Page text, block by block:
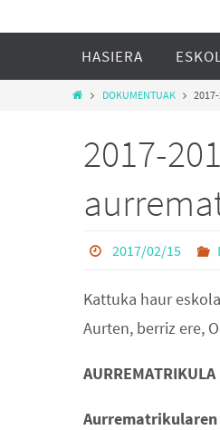
HASIERA
DOKUMENTUAK
2017-
2017/02/15
Kattuka haur
Aurten, berriz ere,
AURREMATRIKULA
Aurrematrikularen